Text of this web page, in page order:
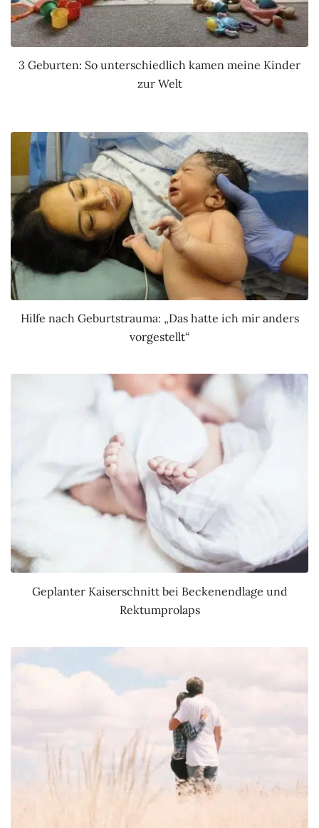
3 Geburten: So unterschiedlich kamen meine Kinder
zur Welt
Hilfe nach Geburtstrauma: „Das hatte ich mir anders
vorgestellt“
Geplanter Kaiserschnitt bei Beckenendlage und
Rektumprolaps